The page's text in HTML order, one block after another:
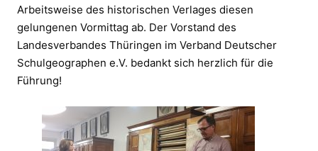
Arbeitsweise des historischen Verlages diesen
gelungenen Vormittag ab. Der Vorstand des
Landesverbandes Thüringen im Verband Deutscher
Schulgeographen e.V. bedankt sich herzlich für die
Führung!